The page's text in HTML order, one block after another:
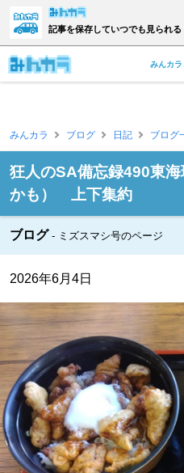
記事を保存していつでも見られる
みんカラ
みんカラ ブログ 日記 ブログ
狂人のSA備忘録490東
かも） 上下集約
ブログ ミズスマシ号のページ
2026年6月4日